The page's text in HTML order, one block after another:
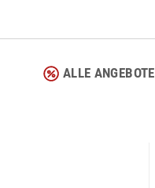
ALLE ANGEBOTE